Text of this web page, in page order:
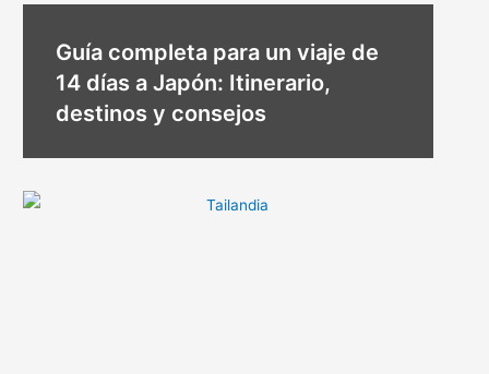
Guía completa para un viaje de
14 días a Japón: Itinerario,
destinos y consejos